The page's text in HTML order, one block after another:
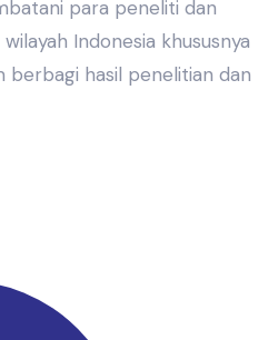
para peneliti dan
Indonesia khususnya
berbagi hasil penelitian dan